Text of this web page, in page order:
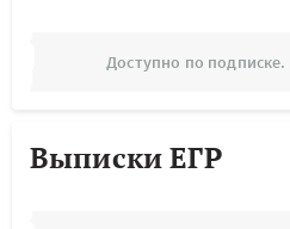
Доступно по подписке.
Выписки ЕГР